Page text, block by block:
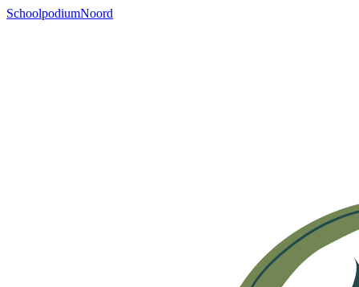
SchoolpodiumNoord